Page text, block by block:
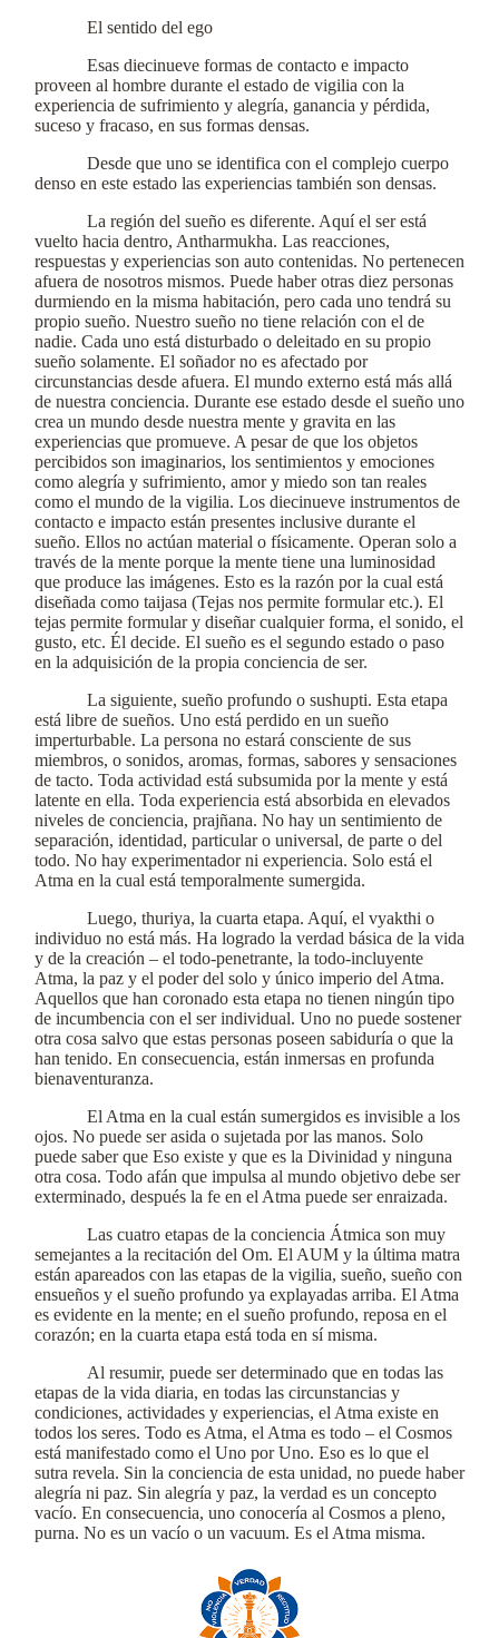
El sentido del ego
Esas diecinueve formas de contacto e impacto
proveen al hombre durante el estado de vigilia con la
experiencia de sufrimiento y alegría, ganancia y pérdida,
suceso y fracaso, en sus formas densas.
Desde que uno se identifica con el complejo cuerpo
denso en este estado las experiencias también son densas.
La región del sueño es diferente. Aquí el ser está
vuelto hacia dentro, Antharmukha. Las reacciones,
respuestas y experiencias son auto contenidas. No pertenecen
afuera de nosotros mismos. Puede haber otras diez personas
durmiendo en la misma habitación, pero cada uno tendrá su
propio sueño. Nuestro sueño no tiene relación con el de
nadie. Cada uno está disturbado o deleitado en su propio
sueño solamente. El soñador no es afectado por
circunstancias desde afuera. El mundo externo está más allá
de nuestra conciencia. Durante ese estado desde el sueño uno
crea un mundo desde nuestra mente y gravita en las
experiencias que promueve. A pesar de que los objetos
percibidos son imaginarios, los sentimientos y emociones
como alegría y sufrimiento, amor y miedo son tan reales
como el mundo de la vigilia. Los diecinueve instrumentos de
contacto e impacto están presentes inclusive durante el
sueño. Ellos no actúan material o físicamente. Operan solo a
través de la mente porque la mente tiene una luminosidad
que produce las imágenes. Esto es la razón por la cual está
diseñada como taijasa (Tejas nos permite formular etc.). El
tejas permite formular y diseñar cualquier forma, el sonido, el
gusto, etc. Él decide. El sueño es el segundo estado o paso
en la adquisición de la propia conciencia de ser.
La siguiente, sueño profundo o sushupti. Esta etapa
está libre de sueños. Uno está perdido en un sueño
imperturbable. La persona no estará consciente de sus
miembros, o sonidos, aromas, formas, sabores y sensaciones
de tacto. Toda actividad está subsumida por la mente y está
latente en ella. Toda experiencia está absorbida en elevados
niveles de conciencia, prajñana. No hay un sentimiento de
separación, identidad, particular o universal, de parte o del
todo. No hay experimentador ni experiencia. Solo está el
Atma en la cual está temporalmente sumergida.
Luego, thuriya, la cuarta etapa. Aquí, el vyakthi o
individuo no está más. Ha logrado la verdad básica de la vida
y de la creación – el todo-penetrante, la todo-incluyente
Atma, la paz y el poder del solo y único imperio del Atma.
Aquellos que han coronado esta etapa no tienen ningún tipo
de incumbencia con el ser individual. Uno no puede sostener
otra cosa salvo que estas personas poseen sabiduría o que la
han tenido. En consecuencia, están inmersas en profunda
bienaventuranza.
El Atma en la cual están sumergidos es invisible a los
ojos. No puede ser asida o sujetada por las manos. Solo
puede saber que Eso existe y que es la Divinidad y ninguna
otra cosa. Todo afán que impulsa al mundo objetivo debe ser
exterminado, después la fe en el Atma puede ser enraizada.
Las cuatro etapas de la conciencia Átmica son muy
semejantes a la recitación del Om. El AUM y la última matra
están apareados con las etapas de la vigilia, sueño, sueño con
ensueños y el sueño profundo ya explayadas arriba. El Atma
es evidente en la mente; en el sueño profundo, reposa en el
corazón; en la cuarta etapa está toda en sí misma.
Al resumir, puede ser determinado que en todas las
etapas de la vida diaria, en todas las circunstancias y
condiciones, actividades y experiencias, el Atma existe en
todos los seres. Todo es Atma, el Atma es todo – el Cosmos
está manifestado como el Uno por Uno. Eso es lo que el
sutra revela. Sin la conciencia de esta unidad, no puede haber
alegría ni paz. Sin alegría y paz, la verdad es un concepto
vacío. En consecuencia, uno conocería al Cosmos a pleno,
purna. No es un vacío o un vacuum. Es el Atma misma.